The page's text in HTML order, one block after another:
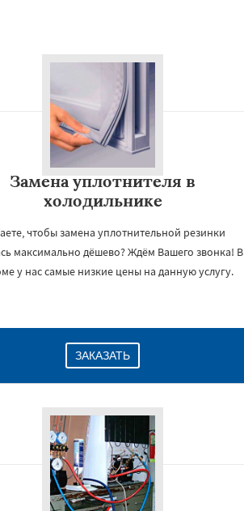
Замена уплотнителя в
холодильнике
чтобы замена уплотнительной резинки
максимально дёшево? Ждём Вашего звонка! В
у нас самые низкие цены на данную услугу.
ЗАКАЗАТЬ